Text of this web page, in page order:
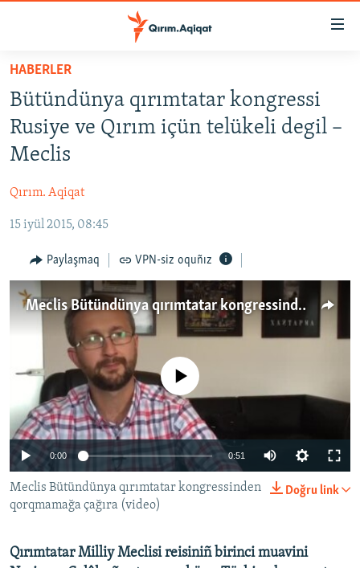
Esas
qaytmaq
Baş
navigatsiyağa
qaytmaq
Qıdıruvğa
HABERLER
İQTİSADİYAT
MEDENİYET
İNSAN AQLARI
VİDEO
SÜRET
BLOGLAR
Русский
Українською
QOŞULIÑIZ!
HABERLER
Bütündünya qırımtatar kongressi
Rusiye ve Qırım içün telükeli degil –
Meclis
Qırım. Aqiqat
15 iyül 2015, 08:45
Paylaşmaq VPN-siz oquñız
Meclis Bütündünya qırımtatar kongressinden qorqmamağa çağıra (video)
No media source currently available
0:00 0:51
Doğru link
Meclis Bütündünya qırımtatar kongressinden
qorqmamağa çağıra (video)
Qırımtatar Milliy Meclisi reisiniñ birinci muavini